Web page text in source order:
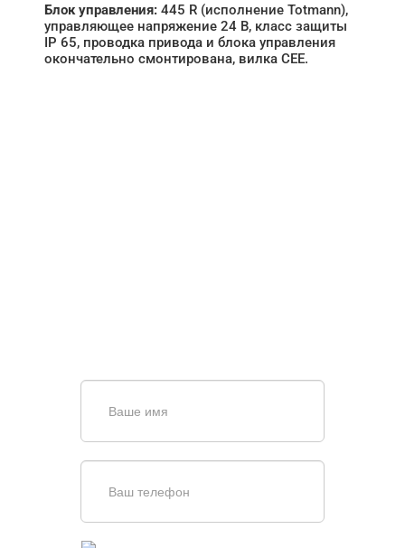
Блок управления: 445 R (исполнение Totmann),
управляющее напряжение 24 В, класс защиты
IP 65, проводка привода и блока управления
окончательно смонтирована, вилка СЕЕ.